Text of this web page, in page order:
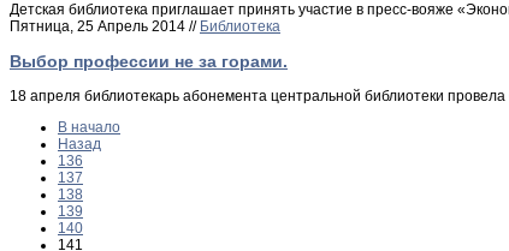
Детская библиотека приглашает принять участие в пресс-вояже
Пятница, 25 Апрель 2014 // Библиотека
Выбор профессии не за горами.
18 апреля библиотекарь абонемента центральной библиотеки
В начало
Назад
136
137
138
139
140
141